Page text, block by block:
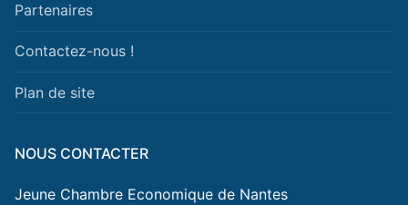
Partenaires
Contactez-nous !
Plan de site
NOUS CONTACTER
Jeune Chambre Economique de Nantes